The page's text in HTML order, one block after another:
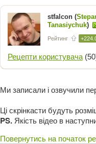
stfalcon (
Tanasiychuk)
Рейтинг
Рецепти користувача
Ми записали і озвучили
Ці скрінкасти будуть
PS.Якість відео в
Повернутись на початок